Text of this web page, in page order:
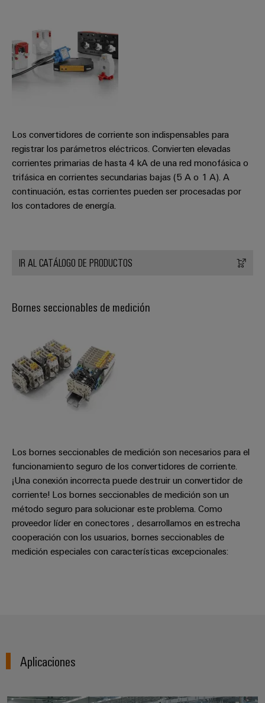
Los convertidores de corriente son indispensables para
registrar los parámetros eléctricos. Convierten elevadas
corrientes primarias de hasta 4 kA de una red monofásica o
trifásica en corrientes secundarias bajas (5 A o 1 A). A
continuación, estas corrientes pueden ser procesadas por
los contadores de energía.
IR AL CATÁLOGO DE PRODUCTOS
Bornes seccionables de medición
Los bornes seccionables de medición son necesarios para el
funcionamiento seguro de los convertidores de corriente.
¡Una conexión incorrecta puede destruir un convertidor de
corriente! Los bornes seccionables de medición son un
método seguro para solucionar este problema. Como
proveedor líder en conectores , desarrollamos en estrecha
cooperación con los usuarios, bornes seccionables de
medición especiales con características excepcionales:
Aplicaciones